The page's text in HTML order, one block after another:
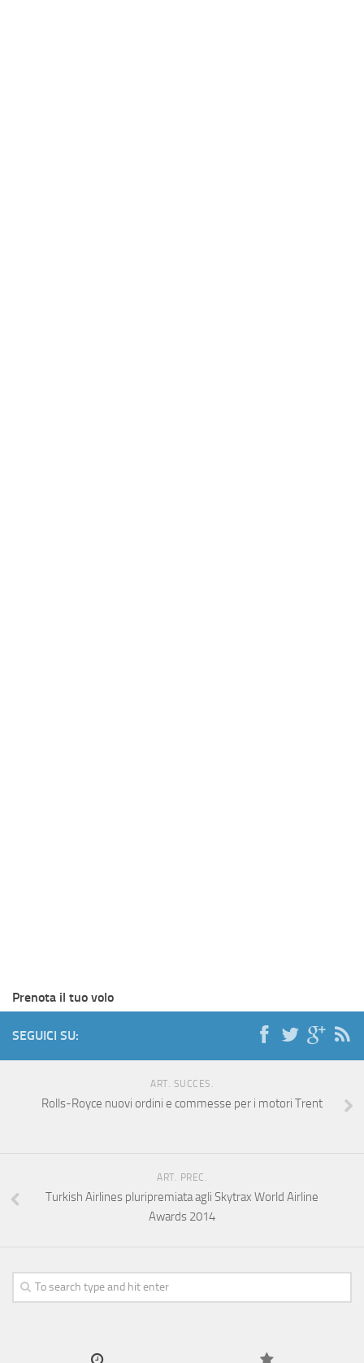
Prenota il tuo volo
SEGUICI SU:
ART. SUCCES.
Rolls-Royce nuovi ordini e commesse per i motori Trent
ART. PREC.
Turkish Airlines pluripremiata agli Skytrax World Airline
Awards 2014